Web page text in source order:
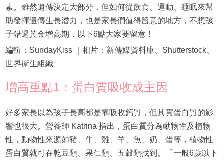
素。雖然遺傳決定大部分，但如何從飲食、運動、睡眠來幫
助發揮遺傳生長潛力，也是家長們值得留意的地方，不想孩
子錯過黃金增高期，以下6點大家要留意！
編輯：SundayKiss ｜相片：新傳媒資料庫、Shutterstock、
世界衛生組織
增高重點1：蛋白質吸收成主因
好多家長以為孩子長高都是靠吸收鈣質，但其實蛋白質的影
響也很大。營養師 Katrina 指出，蛋白質分為動物性及植物
性，動物性來源如豬、牛、雞、羊、魚、奶、蛋等，植物性
蛋白質就可在乾豆類、果仁類、五穀類找到。「一般6歲以下